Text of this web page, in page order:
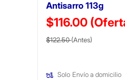
Antisarro 113g
$116.00
Precio reducido de
$122.50(Antes)
Solo Envío a domicilio